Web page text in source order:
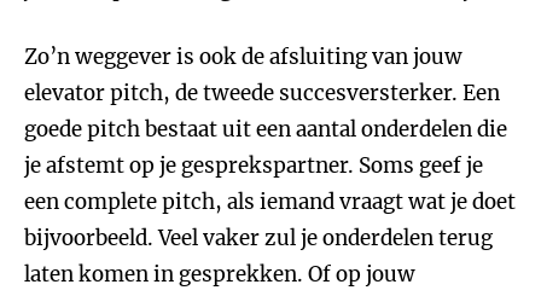
Zo’n weggever is ook de afsluiting van jouw
elevator pitch, de tweede succesversterker. Een
goede pitch bestaat uit een aantal onderdelen die
je afstemt op je gesprekspartner. Soms geef je
een complete pitch, als iemand vraagt wat je doet
bijvoorbeeld. Veel vaker zul je onderdelen terug
laten komen in gesprekken. Of op jouw